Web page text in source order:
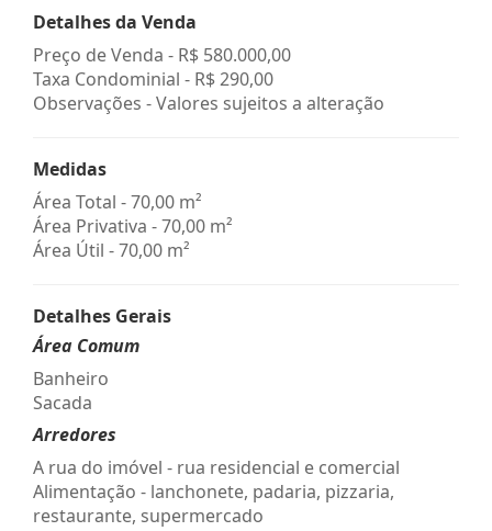
Detalhes da Venda
Preço de Venda - R$ 580.000,00
Taxa Condominial - R$ 290,00
Observações - Valores sujeitos a alteração
Medidas
Área Total - 70,00 m²
Área Privativa - 70,00 m²
Área Útil - 70,00 m²
Detalhes Gerais
Área Comum
Banheiro
Sacada
Arredores
A rua do imóvel - rua residencial e comercial
Alimentação - lanchonete, padaria, pizzaria,
restaurante, supermercado